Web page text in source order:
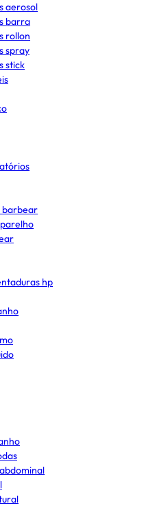
aerosol
barra
rollon
spray
stick
barbear
hp